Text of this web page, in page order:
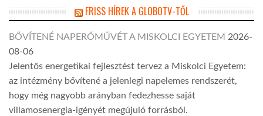
FRISS HÍREK A GLOBOTV-TŐL
BŐVÍTENÉ NAPERŐMŰVÉT A MISKOLCI EGYETEM 2026-
08-06
Jelentős energetikai fejlesztést tervez a Miskolci Egyetem:
az intézmény bővítené a jelenlegi napelemes rendszerét,
hogy még nagyobb arányban fedezhesse saját
villamosenergia-igényét megújuló forrásból.